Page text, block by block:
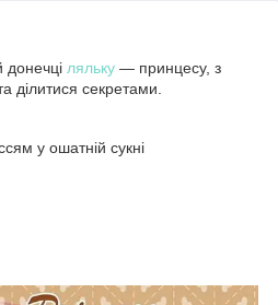
донечці ляльку — принцесу, з
ділитися секретами.
у ошатній сукні